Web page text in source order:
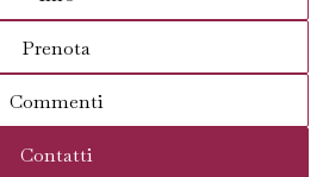
Prenota
Commenti
Contatti